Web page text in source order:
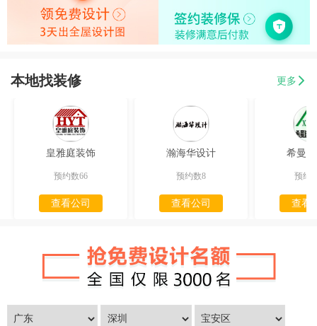
本地找装修 更多
皇雅庭装饰
预约数66
查看公司
瀚海华设计
预约数8
查看公司
希曼
预约
查看